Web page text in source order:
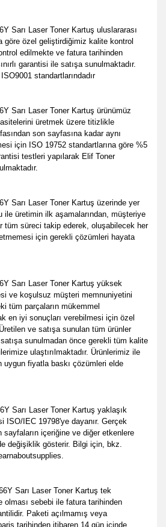
Sarı Laser Toner Kartuş u luslararası
göre özel geliştirdiğimiz kalite kontrol
edilmekte ve fatura tarihinden
garantisi ile satışa sunulmaktadır.
standartlarındadır
Sarı Laser Toner Kartuş ürünümüz
üretmek üzere titizlikle
son sayfasına kadar aynı
için ISO 19752 standartlarına göre %5
testleri yapılarak Elif Toner
Sarı Laser Toner Kartuş üzerinde yer
ile üretimin ilk aşamalarından, müşteriye
tüm süreci takip ederek, oluşabilecek her
için gerekli çözümleri hayata
Sarı Laser Toner Kartuş yüksek
ve koşulsuz müşteri memnuniyetini
tüm parçaların mükemmel
en iyi sonuçları verebilmesi için özel
ve satışa sunulan tüm ürünler
sunulmadan önce gerekli tüm kalite
ulaştırılmaktadır. Ürünlerimiz ile
uygun fiyatla baskı çözümleri elde
Sarı Laser Toner Kartuş yaklaşık
ISO/IEC 19798'ye dayanır. Gerçek
sayfaların içeriğine ve diğer etkenlere
değişiklik gösterir. Bilgi için, bkz.
Sarı Laser Toner Kartuş tek
olması sebebi ile fatura tarihinden
Paketi açılmamış veya
tarihinden itibaren 14 gün içinde